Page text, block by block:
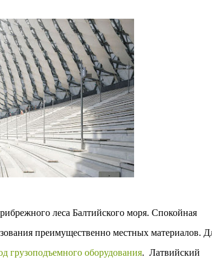
леса Балтийского моря. Спокойная
преимущественно местных материалов.
грузоподъемного оборудования. Латвийский